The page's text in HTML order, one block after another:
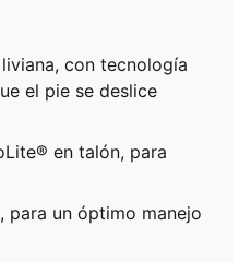
con tecnología
el pie se deslice
en talón, para
para un óptimo manejo